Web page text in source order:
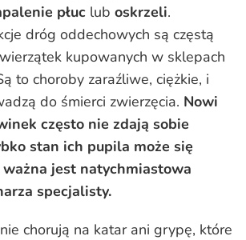
płuc lub oskrzeli.
dróg oddechowych są częstą
kupowanych w sklepach
to choroby zaraźliwe, ciężkie, i
do śmierci zwierzęcia. Nowi
często nie zdają sobie
stan ich pupila może się
jest natychmiastowa
specjalisty.
chorują na katar ani grypę, które